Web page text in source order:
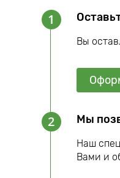
1
Вы
2 Мы
Наш
Вами и